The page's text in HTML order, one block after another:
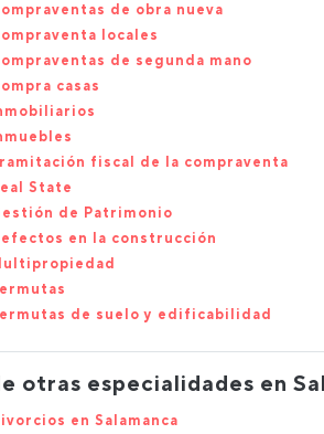
de obra nueva
locales
de segunda mano
casas
fiscal de la compraventa
State
de Patrimonio
en la construcción
de suelo y edificabilidad
otras especialidades en
en Salamanca